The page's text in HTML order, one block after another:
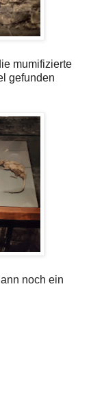
mumifizierte
gefunden
noch ein